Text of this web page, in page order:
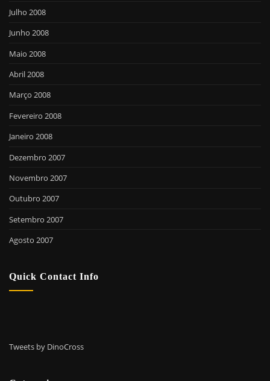
Julho 2008
Junho 2008
Maio 2008
Abril 2008
Março 2008
Fevereiro 2008
Janeiro 2008
Dezembro 2007
Novembro 2007
Outubro 2007
Setembro 2007
Agosto 2007
Quick Contact Info
Tweets by DinoCross